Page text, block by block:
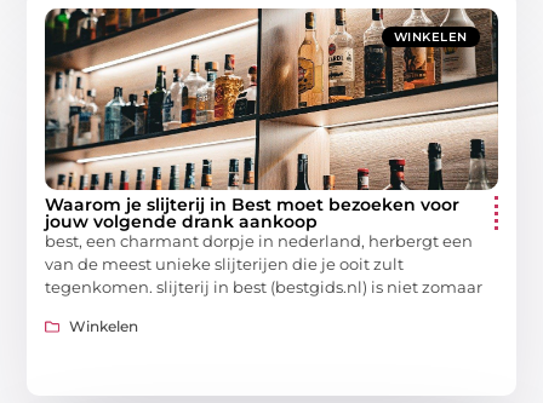
WINKELEN
Waarom je slijterij in Best moet bezoeken voor
jouw volgende drank aankoop
best, een charmant dorpje in nederland, herbergt een
van de meest unieke slijterijen die je ooit zult
tegenkomen. slijterij in best (bestgids.nl) is niet zomaar
Winkelen